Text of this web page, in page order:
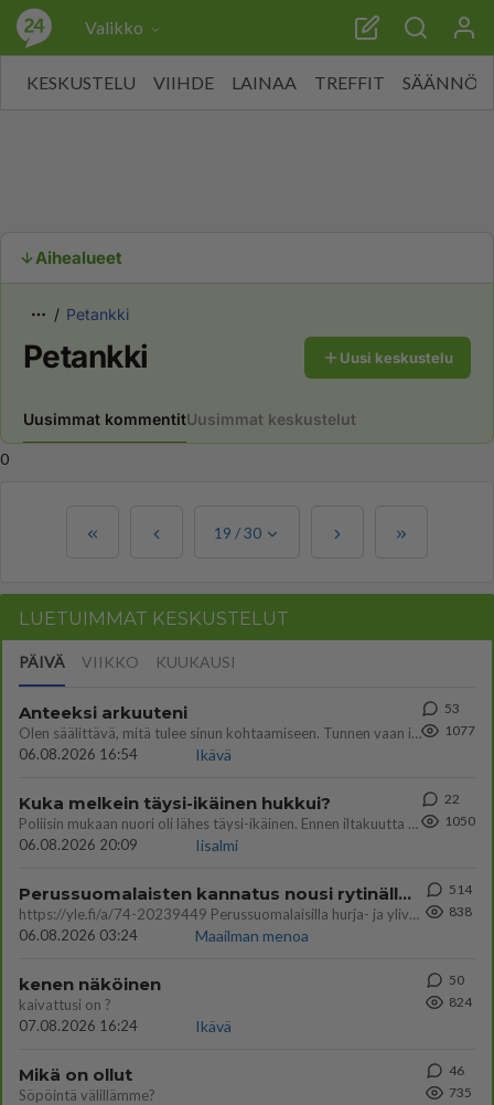
Valikko
KESKUSTELU VIIHDE LAINAA TREFFIT SÄÄNNÖT
Aihealueet
Petankki
Petankki Uusi keskustelu
Uusimmat kommentitUusimmat keskustelut
0
19 /30
LUETUIMMAT KESKUSTELUT
PÄIVÄ VIIKKO KUUKAUSI
Anteeksi arkuuteni
Olen säälittävä, mitä tulee sinun kohtaamiseen. Tunnen vaan itseni todella epävarmaksi sun kanssa. Jos minun olisi pitän
06.08.2026 16:54
Ikävä
53
1077
Kuka melkein täysi-ikäinen hukkui?
Poliisin mukaan nuori oli lähes täysi-ikäinen. Ennen iltakuutta tulleen ilmoituksen mukaan ihminen oli joutunut mahdoll
06.08.2026 20:09
Iisalmi
22
1050
Perussuomalaisten kannatus nousi rytinällä Ylen tänään julkaisemassa tuoreimmassa gallup-kyselyssä.
https://yle.fi/a/74-20239449 Perussuomalaisilla hurja- ja ylivoimaisesti suurin nousu tässä uudessa Ylen gallupissa. Kyl
06.08.2026 03:24
Maailman menoa
514
838
kenen näköinen
kaivattusi on ?
07.08.2026 16:24
Ikävä
50
824
Mikä on ollut
Söpöintä välillämme?
46
735